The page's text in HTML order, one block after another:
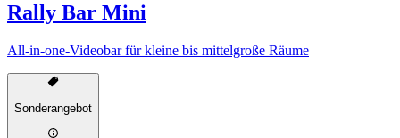
Rally Bar Mini
All-in-one-Videobar für kleine bis mittelgroße Räume
Sonderangebot